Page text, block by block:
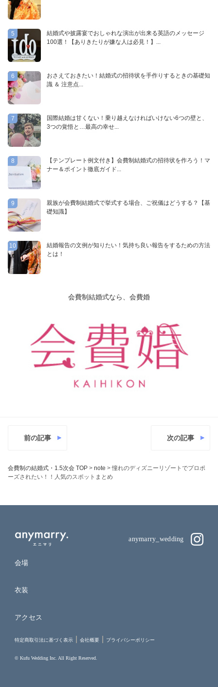
5
結婚式や披露宴でおしゃれな演出が出来る英語のメッセージ
100選！【ありきたりが嫌な人は必見！】...
6
おさえておきたい！結婚式の招待状を手作りするときの基礎知
識 ＆ 注意点...
7
国際結婚は甘くない！乗り越えなければいけない6つの壁と、
3つの覚悟と…最高の幸せ...
8
【テンプレート例文付き】会費制結婚式の招待状を作ろう！マ
ナー＆ポイント徹底ガイド...
9
親族が会費制結婚式で挙式する場合、ご祝儀はどうする？【基
礎知識】
10
結婚報告の文例が知りたい！気持ち良い報告をするための方法
とは！
会費制結婚式なら、会費婚
前の記事 次の記事
会費制の結婚式・1.5次会 TOP > note >憧れのディズニーリゾートでプロポ
ーズされたい！！人気のスポットまとめ
anymarry_wedding
会場
衣装
アクセス
特定商取引法に基づく表示 会社概要 プライバシーポリシー
© Kufu Wedding Inc. All Right Reserved.